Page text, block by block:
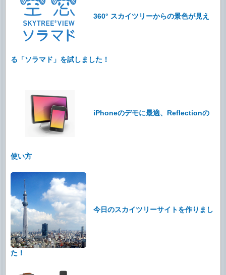
360° スカイツリーからの景色が見え
る「ソラマド」を試しました！
iPhoneのデモに最適、Reflectionの
使い方
今日のスカイツリーサイトを作りまし
た！